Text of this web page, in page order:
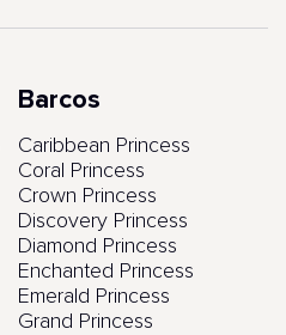
Barcos
Caribbean Princess
Coral Princess
Crown Princess
Discovery Princess
Diamond Princess
Enchanted Princess
Emerald Princess
Grand Princess